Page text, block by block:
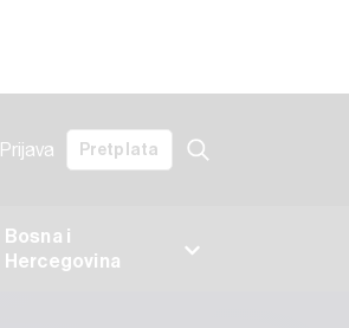
Prijava Pretplata
Bosna i
Hercegovina